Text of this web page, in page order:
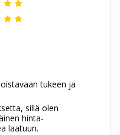
tukeen ja
sillä olen
hinta-
laatuun.